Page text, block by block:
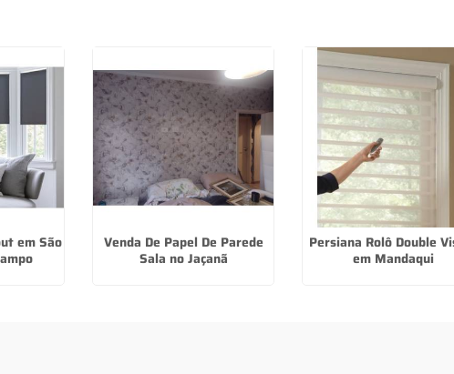
em São
Venda De Papel De Parede
Sala no Jaçanã
Persiana Rolô Double
em Mandaqui